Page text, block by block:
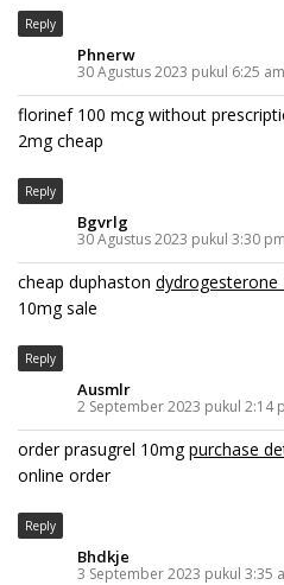
Reply
Phnerw
30 Agustus 2023 pukul 6:25 am
florinef 100 mcg without
2mg cheap
Reply
Bgvrlg
30 Agustus 2023 pukul 3:30 pm
cheap duphaston dydrogesterone
10mg sale
Reply
Ausmlr
2 September 2023 pukul 2:14
order prasugrel 10mgpurchase
online order
Reply
Bhdkje
3 September 2023 pukul 3:35